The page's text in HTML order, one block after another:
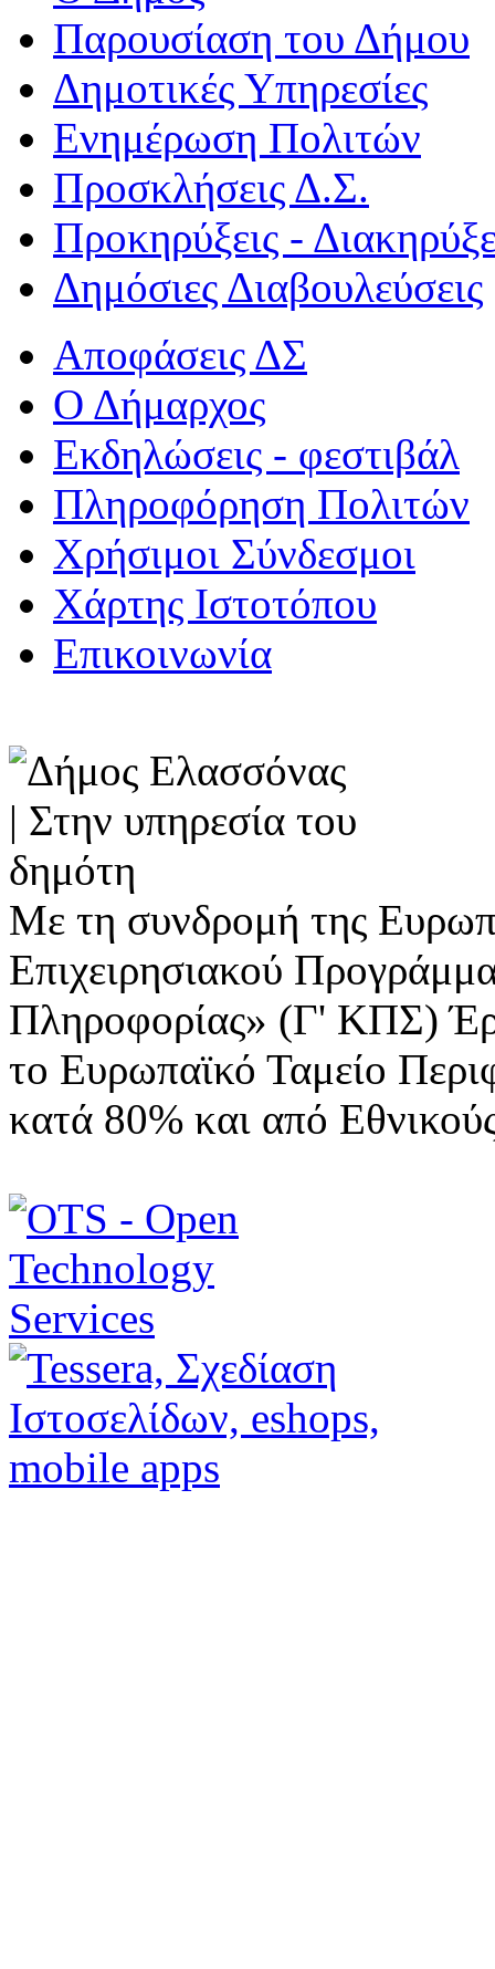
Παρουσίαση του Δήμου
Δημοτικές Υπηρεσίες
Ενημέρωση Πολιτών
Προσκλήσεις Δ.Σ.
Προκηρύξεις -
Δημόσιες Διαβουλεύσεις
Αποφάσεις ΔΣ
Ο Δήμαρχος
Εκδηλώσεις - φεστιβάλ
Πληροφόρηση Πολιτών
Χρήσιμοι Σύνδεσμοι
Χάρτης Ιστοτόπου
Επικοινωνία
Με τη συνδρομή της
Επιχειρησιακού
Πληροφορίας» (Γ' ΚΠΣ)
το Ευρωπαϊκό Ταμείο
κατά 80% και από